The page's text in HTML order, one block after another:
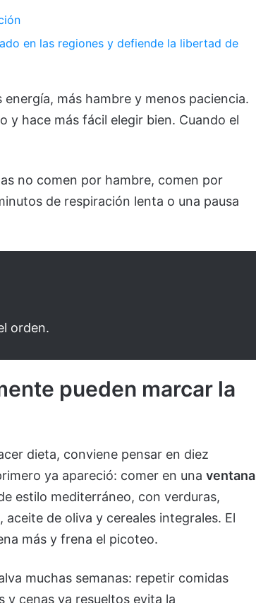
en las regiones y defiende la libertad de
más hambre y menos paciencia.
y hace más fácil elegir bien. Cuando el
no comen por hambre, comen por
de respiración lenta o una pausa
orden.
pueden marcar la
dieta, conviene pensar en diez
ya apareció: comer en una ventana
estilo mediterráneo, con verduras,
de oliva y cereales integrales. El
más y frena el picoteo.
muchas semanas: repetir comidas
y cenas ya resueltos evita la